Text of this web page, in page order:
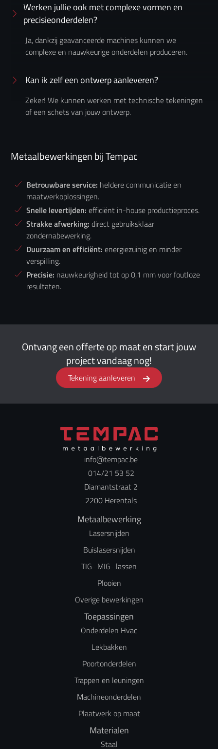
Werken jullie ook met complexe vormen en
precisieonderdelen?
Ja, dankzij geavanceerde machines kunnen we
complexe en nauwkeurige onderdelen produceren.
Kan ik zelf een ontwerp aanleveren?
Zeker! We kunnen werken met technische tekeningen
of een schets van jouw ontwerp.
Metaalbewerkingen bij Tempac
Betrouwbare service: heldere communicatie en
maatwerkoplossingen.
Snelle levertijden: efficiënt in-house productieproces.
Strakke afwerking: direct gebruiksklaar
zondernabewerking.
Duurzaam en efficiënt: energiezuinig en minder
verspilling.
Precisie: nauwkeurigheid tot op 0,1 mm voor foutloze
resultaten.
Ontvang een offerte op maat en start jouw
project vandaag nog!
Tekening aanleveren
info@tempac.be
014/21 53 52
Diamantstraat 2
2200 Herentals
Metaalbewerking
Lasersnijden
Buislasersnijden
TIG- MIG- lassen
Plooien
Overige bewerkingen
Toepassingen
Onderdelen Hvac
Lekbakken
Poortonderdelen
Trappen en leuningen
Machineonderdelen
Plaatwerk op maat
Materialen
Staal